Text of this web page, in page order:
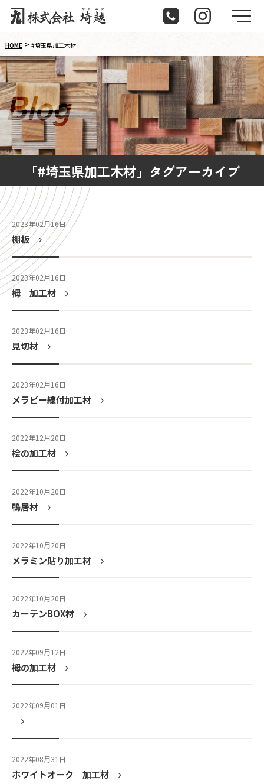
メ
HOME> #埼玉県加工木材
Blog
「#埼玉県加工木材」タグアーカイブ
2023年02月16日
棚板
2023年02月16日
栂 加工材
2023年02月16日
見切材
2023年02月16日
メラピー練付加工材
2022年12月20日
桧の加工材
2022年10月20日
鴨居材
2022年10月20日
メラミン貼り加工材
2022年10月20日
カーテンBOX材
2022年09月12日
栂の加工材
2022年09月01日
2022年08月31日
ホワイトオーク 加工材